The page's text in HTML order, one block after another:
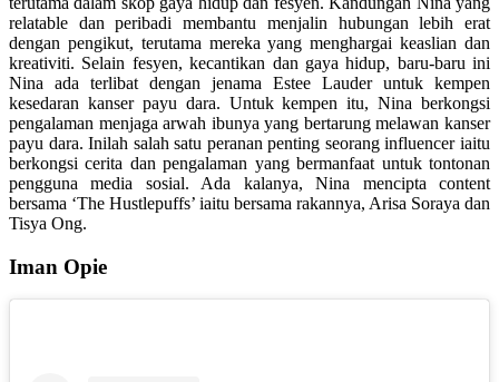
relatable dan peribadi membantu menjalin hubungan lebih erat
dengan pengikut, terutama mereka yang menghargai keaslian dan
kreativiti. Selain fesyen, kecantikan dan gaya hidup, baru-baru ini
Nina ada terlibat dengan jenama Estee Lauder untuk kempen
kesedaran kanser payu dara. Untuk kempen itu, Nina berkongsi
pengalaman menjaga arwah ibunya yang bertarung melawan kanser
payu dara. Inilah salah satu peranan penting seorang influencer iaitu
berkongsi cerita dan pengalaman yang bermanfaat untuk tontonan
pengguna media sosial. Ada kalanya, Nina mencipta content
bersama ‘The Hustlepuffs’ iaitu bersama rakannya, Arisa Soraya dan
Tisya Ong.
Iman Opie